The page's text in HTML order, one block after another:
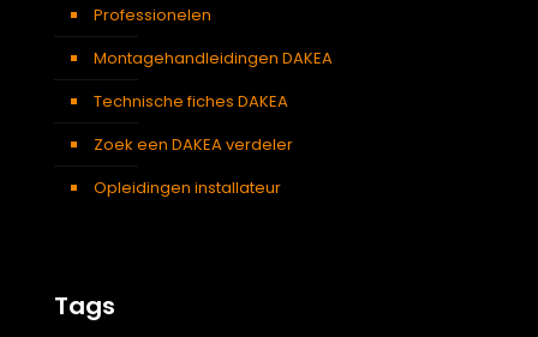
Professionelen
Montagehandleidingen DAKEA
Technische fiches DAKEA
Zoek een DAKEA verdeler
Opleidingen installateur
Tags